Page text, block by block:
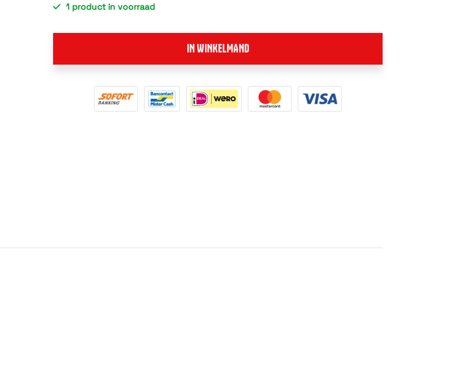
1 product in voorraad
IN WINKELMAND